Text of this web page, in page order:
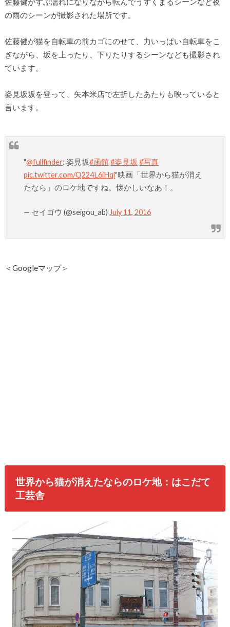
の雨のシーンが撮影された場所です。
佐藤健が猫を自転車の前カゴにのせて、力いっぱい自転車をこ
ぎながら、坂を上ったり、下りたりするシーンなども撮影され
ています。
姿見坂坂を登って、矢本米店で左折したあたりも映っていると
言います。
"@fullfinder: 姿見坂#函館 #姿見坂 #写真
pic.twitter.com/Q224L6iHqi"映画「世界から猫が消え
たなら」のロケ地ですね。懐かしいなあ！。
— セイゴウ (@seigou_ab) July 11, 2016
＜Googleマップ＞
世界から猫が消えたならのロケ地：はこだて
工芸舎